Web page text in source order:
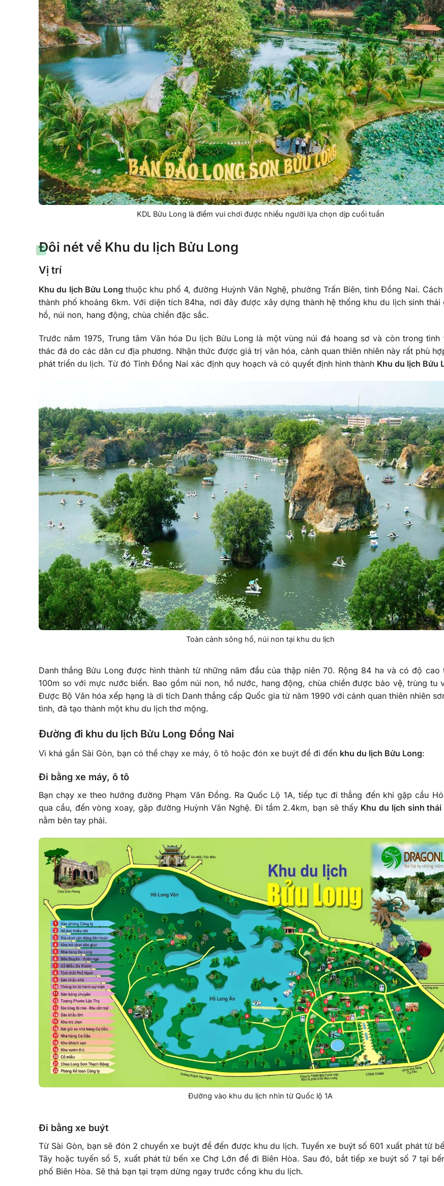
KDL Bửu Long là điểm vui chơi được nhiều người lựa chọn dịp cuối tuần
Đôi nét về Khu du lịch Bửu Long
Vị trí
Khu du lịch Bửu Long thuộc khu phố 4, đường Huỳnh Văn Nghệ, phường Trấn Biên, tỉnh Đồng Nai.
thành phố khoảng 6km. Với diện tích 84ha, nơi đây được xây dựng thành hệ thống khu du lịch sinh thái
hồ, núi non, hang động, chùa chiền đặc sắc.
Trước năm 1975, Trung tâm Văn hóa Du lịch Bửu Long là một vùng núi đá hoang sơ và còn trong tình
thác đá do các dân cư địa phương. Nhận thức được giá trị văn hóa, cảnh quan thiên nhiên này rất phù
phát triển du lịch. Từ đó Tỉnh Đồng Nai xác định quy hoạch và có quyết định hình thành Khu du lịch Bửu
Toàn cảnh sông hồ, núi non tại khu du lịch
Danh thắng Bửu Long được hình thành từ những năm đầu của thập niên 70. Rộng 84 ha và có độ cao
100m so với mực nước biển. Bao gồm núi non, hồ nước, hang động, chùa chiền được bảo vệ, trùng tu
Được Bộ Văn hóa xếp hạng là di tích Danh thắng cấp Quốc gia từ năm 1990 với cảnh quan thiên nhiên
tình, đã tạo thành một khu du lịch thơ mộng.
Đường đi khu du lịch Bửu Long Đồng Nai
Vì khá gần Sài Gòn, bạn có thể chạy xe máy, ô tô hoặc đón xe buýt để đi đến khu du lịch Bửu Long:
Đi bằng xe máy, ô tô
Bạn chạy xe theo hướng đường Phạm Văn Đồng. Ra Quốc Lộ 1A, tiếp tục đi thẳng đến khi gặp cầu
qua cầu, đến vòng xoay, gặp đường Huỳnh Văn Nghệ. Đi tầm 2.4km, bạn sẽ thấy Khu du lịch sinh thái
nằm bên tay phải.
Đường vào khu du lịch nhìn từ Quốc lộ 1A
Đi bằng xe buýt
Từ Sài Gòn, bạn sẽ đón 2 chuyến xe buýt để đến được khu du lịch. Tuyến xe buýt số 601 xuất phát từ
Tây hoặc tuyến số 5, xuất phát từ bến xe Chợ Lớn để đi Biên Hòa. Sau đó, bắt tiếp xe buýt số 7 tại
phố Biên Hòa. Sẽ thả bạn tại trạm dừng ngay trước cổng khu du lịch.